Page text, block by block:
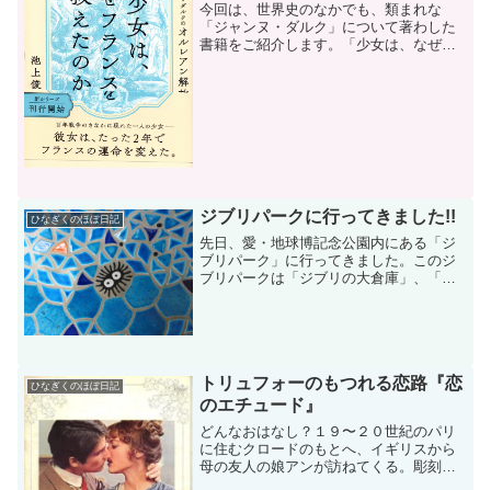
今回は、世界史のなかでも、類まれな
「ジャンヌ・ダルク」について著わした
書籍をご紹介します。「少女は、なぜフ
ひなぎくのほぼ日記 ジブリパークに行ってきました!!
先日、愛・地球博記念公園内にある「ジ
ブリパーク」に行ってきました。このジ
ブリパークは「ジブリの大倉庫」、「青
ひなぎくのほぼ日記
トリュフォーのもつれる恋路『恋
のエチュード』
どんなおはなし？１９〜２０世紀のパリ
に住むクロードのもとへ、イギリスから
母の友人の娘アンが訪ねてくる。彫刻家